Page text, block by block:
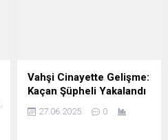
Vahşi Cinayette Gelişme:
Kaçan Şüpheli Yakalandı
27.06.2025 0